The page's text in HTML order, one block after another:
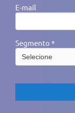
E-mail
Segmento *